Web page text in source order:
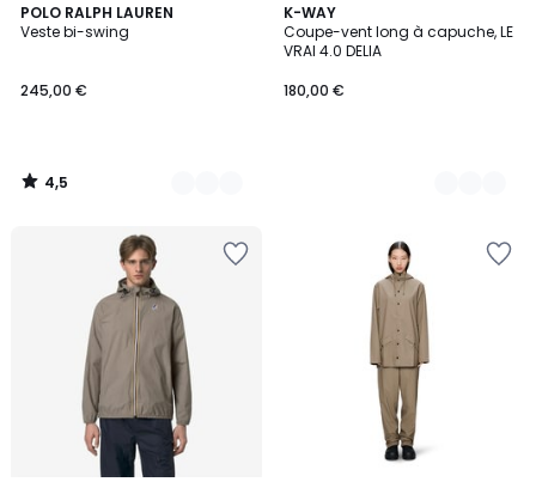
POLO RALPH LAUREN
Veste bi-swing
245,00 €
4,5
/ 5
3
Couleurs
4,5
/
K-WAY
Coupe-vent long à capuche, LE
VRAI 4.0 DELIA
180,00 €
3
Couleurs